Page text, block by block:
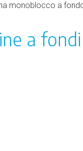
monoblocco a
a